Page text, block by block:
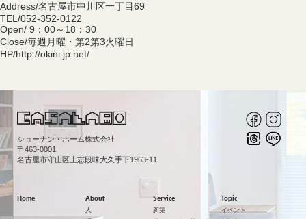
Address/名古屋市中川区一丁目69
TEL/052-352-0122
Open/ 9：00～18：30
Close/毎週月曜・第2第3火曜日
HP/http://okini.jp.net/
ショーナン・ホーム株式会社
〒463-0001
名古屋市守山区上志段味大久手下1963-11
Home About
人
Service
新築
Topic
イベント